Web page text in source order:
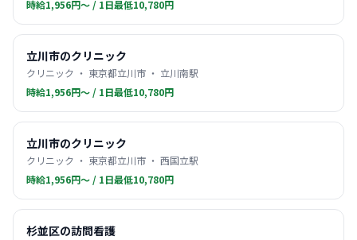
時給1,956円〜 / 1日最低10,780円
立川市のクリニック
クリニック ・ 東京都立川市 ・ 立川南駅
時給1,956円〜 / 1日最低10,780円
立川市のクリニック
クリニック ・ 東京都立川市 ・ 西国立駅
時給1,956円〜 / 1日最低10,780円
杉並区の訪問看護